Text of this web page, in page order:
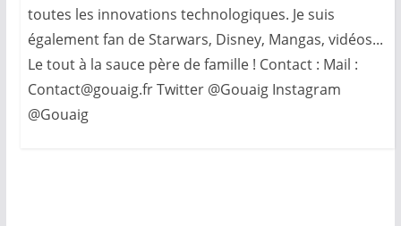
toutes les innovations technologiques. Je suis
également fan de Starwars, Disney, Mangas, vidéos...
Le tout à la sauce père de famille ! Contact : Mail :
Contact@gouaig.fr Twitter @Gouaig Instagram
@Gouaig